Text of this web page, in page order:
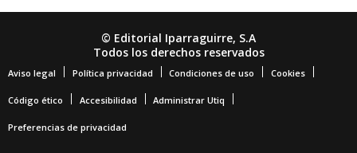
© Editorial Iparraguirre, S.A
Todos los derechos reservados
Aviso legal Política privacidad Condiciones de uso Cookies
Código ético Accesibilidad Administrar Utiq
Preferencias de privacidad